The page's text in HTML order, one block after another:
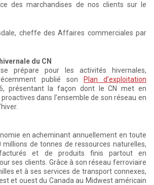
des marchandises de nos clients sur le
cheffe des Affaires commerciales par
du CN
prépare pour les activités hivernales,
publié son
Plan d’exploitation
présentant la façon dont le CN met en
dans l’ensemble de son réseau en
en acheminant annuellement en toute
de tonnes de ressources naturelles,
et de produits finis partout en
ses clients. Grâce à son réseau ferroviaire
et à ses services de transport connexes,
et ouest du Canada au Midwest américain